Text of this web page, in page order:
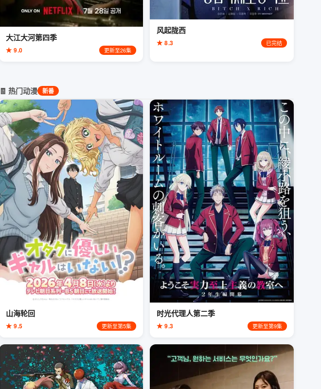
大江大河第四季
★ 9.0 更新至26集
风起陇西
★ 8.3 已完结
🧾 热门动漫 新番
山海轮回
★ 9.5 更新至第5集
时光代理人第二季
★ 9.3 更新至第9集